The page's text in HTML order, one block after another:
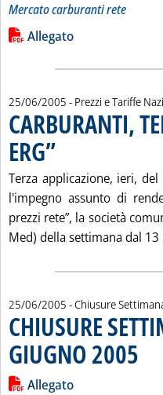
Mercato carburanti rete
Leggi tutta la notizia:
Lista allegati PDF
Allegato
25/06/2005 - Prezzi e Tariffe
CARBURANTI,
ERG”. Pubblicata sabato 25
Terza applicazione, ieri,
l'impegno assunto di
prezzi rete”, la società
Med) della settimana dal 13
25/06/2005 - Chiusure
CHIUSURE
GIUGNO 2005
Leggi tutta la notizia:
Lista allegati PDF
Allegato